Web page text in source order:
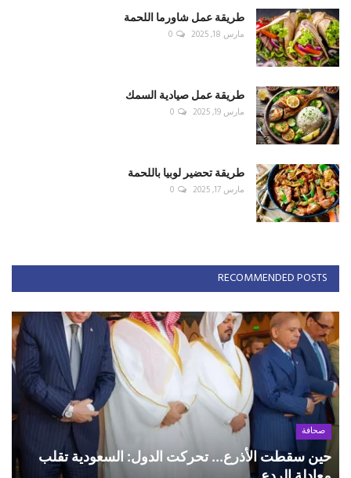
طريقة عمل شاورما اللحمة
مارس 18, 2025 0
طريقة عمل صيادية السمك
مارس 19, 2025 0
طريقة تحضير لوبيا باللحمة
مارس 17, 2025 0
RECOMMENDED POSTS
صحافة
حين سقطت الأذرع... تحركت الدول: السعودية تقلب